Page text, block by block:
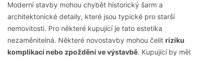
Moderní stavby mohou chybět historický šarm a
architektonické detaily, které jsou typické pro starší
nemovitosti. Pro některé kupující je tato estetika
nezaměnitelná. Některé novostavby mohou čelit riziku
komplikací nebo zpoždění ve výstavbě. Kupující by měl